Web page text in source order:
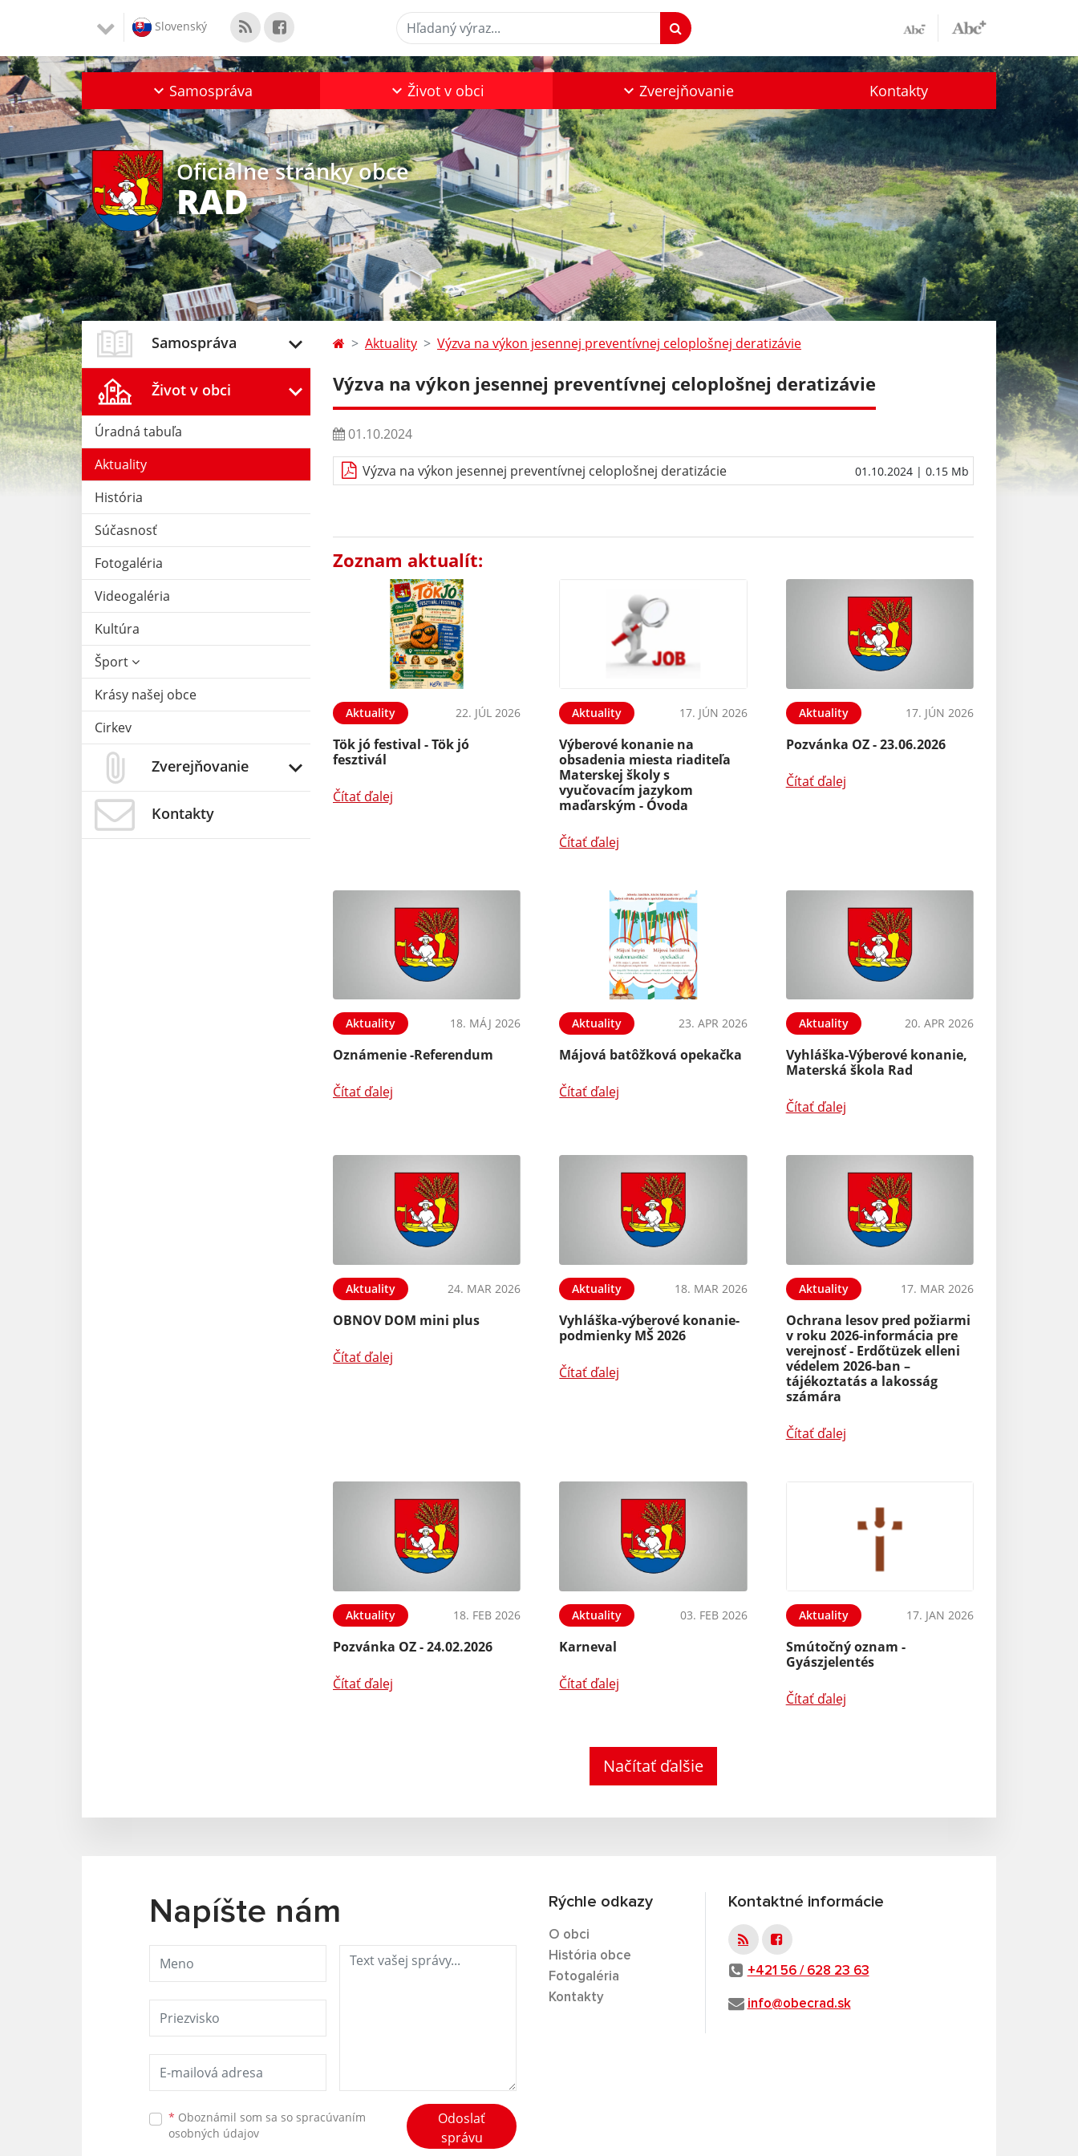
Slovenský Hľadaný výraz...
Samospráva Život v obci Zverejňovanie Kontakty
Oficiálne stránky obce
RAD
Samospráva
Život v obci
Úradná tabuľa
Aktuality
História
Súčasnosť
Fotogaléria
Videogaléria
Kultúra
Šport
Krásy našej obce
Cirkev
Zverejňovanie
Kontakty
Aktuality Výzva na výkon jesennej preventívnej celoplošnej deratizávie
Výzva na výkon jesennej preventívnej celoplošnej deratizávie
01.10.2024
Výzva na výkon jesennej preventívnej celoplošnej deratizácie 01.10.2024 | 0.15 Mb
Zoznam aktualít:
Aktuality 22. JÚL 2026
Tök jó festival - Tök jó
fesztivál
Čítať ďalej
Aktuality 17. JÚN 2026
Výberové konanie na
obsadenia miesta riaditeľa
Materskej školy s
vyučovacím jazykom
maďarským - Óvoda
Čítať ďalej
Aktuality 17. JÚN 2026
Pozvánka OZ - 23.06.2026
Čítať ďalej
Aktuality 18. MÁJ 2026
Oznámenie -Referendum
Čítať ďalej
Aktuality 23. APR 2026
Májová batôžková opekačka
Čítať ďalej
Aktuality 20. APR 2026
Vyhláška-Výberové konanie,
Materská škola Rad
Čítať ďalej
Aktuality 24. MAR 2026
OBNOV DOM mini plus
Čítať ďalej
Aktuality 18. MAR 2026
Vyhláška-výberové konanie-
podmienky MŠ 2026
Čítať ďalej
Aktuality 17. MAR 2026
Ochrana lesov pred požiarmi
v roku 2026-informácia pre
verejnosť - Erdőtüzek elleni
védelem 2026-ban –
tájékoztatás a lakosság
számára
Čítať ďalej
Aktuality 18. FEB 2026
Pozvánka OZ - 24.02.2026
Čítať ďalej
Aktuality 03. FEB 2026
Karneval
Čítať ďalej
Aktuality 17. JAN 2026
Smútočný oznam -
Gyászjelentés
Čítať ďalej
Načítať ďalšie
Napíšte nám
* Oboznámil som sa so spracúvaním
osobných údajov
Odoslať
správu
Rýchle odkazy
O obci
História obce
Fotogaléria
Kontakty
Kontaktné informácie
+421 56 / 628 23 63
info@obecrad.sk